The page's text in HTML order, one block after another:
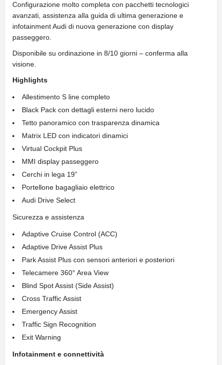
Configurazione molto completa con pacchetti tecnologici
avanzati, assistenza alla guida di ultima generazione e
infotainment Audi di nuova generazione con display
passeggero.
Disponibile su ordinazione in 8/10 giorni – conferma alla
visione.
Highlights
Allestimento S line completo
Black Pack con dettagli esterni nero lucido
Tetto panoramico con trasparenza dinamica
Matrix LED con indicatori dinamici
Virtual Cockpit Plus
MMI display passeggero
Cerchi in lega 19”
Portellone bagagliaio elettrico
Audi Drive Select
Sicurezza e assistenza
Adaptive Cruise Control (ACC)
Adaptive Drive Assist Plus
Park Assist Plus con sensori anteriori e posteriori
Telecamere 360° Area View
Blind Spot Assist (Side Assist)
Cross Traffic Assist
Emergency Assist
Traffic Sign Recognition
Exit Warning
Infotainment e connettività